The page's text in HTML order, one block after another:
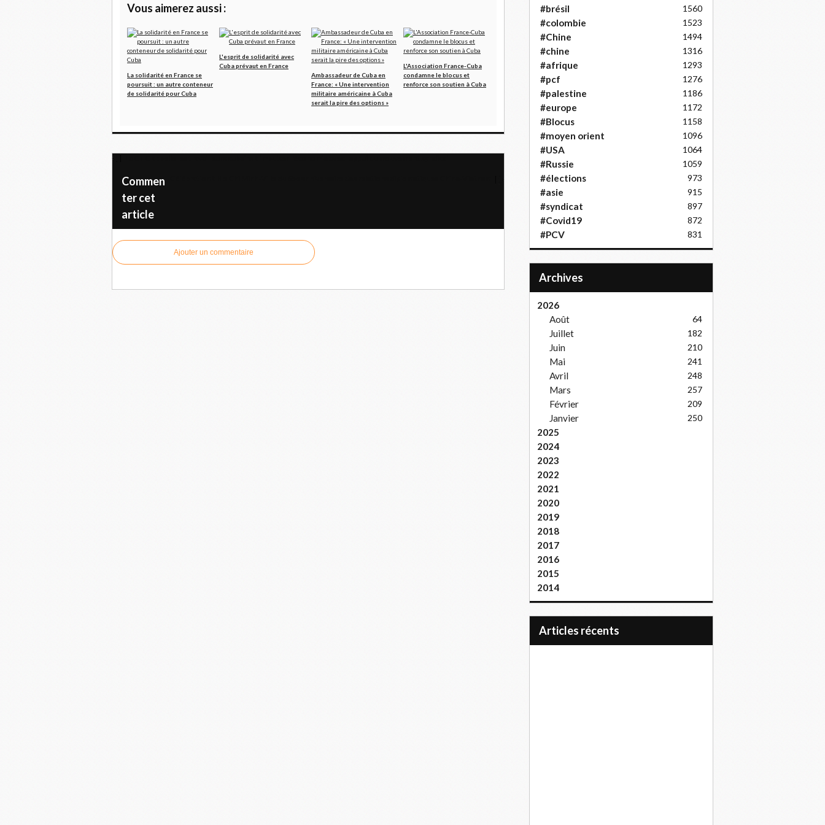
Vous aimerez aussi :
La solidarité en France se
poursuit : un autre conteneur
de solidarité pour Cuba
L'esprit de solidarité avec
Cuba prévaut en France
Ambassadeur de Cuba en
France: « Une intervention
militaire américaine à Cuba
serait la pire des options »
L'Association France-Cuba
condamne le blocus et
renforce son soutien à Cuba
Commen
ter cet
article
Ajouter un commentaire
#brésil 1560
#colombie 1523
#Chine 1494
#chine 1316
#afrique 1293
#pcf 1276
#palestine 1186
#europe 1172
#Blocus 1158
#moyen orient 1096
#USA 1064
#Russie 1059
#élections 973
#asie 915
#syndicat 897
#Covid19 872
#PCV 831
Archives
2026
Août
64
Juillet 182
Juin 210
Mai 241
Avril 248
Mars 257
Février 209
Janvier 250
2025
2024
2023
2022
2021
2020
2019
2018
2017
2016
2015
2014
articles récents